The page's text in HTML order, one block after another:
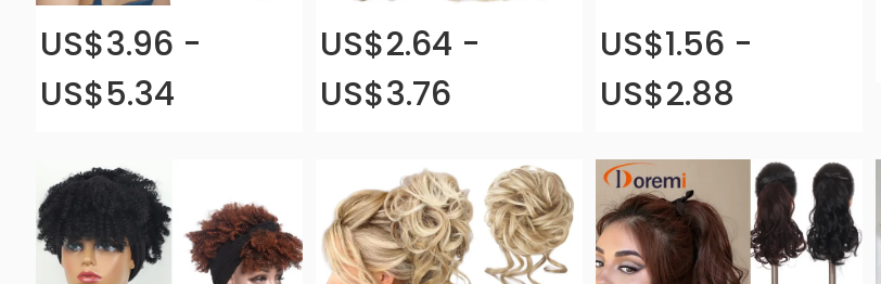
US$3.96 -
US$5.34
US$2.64 -
US$3.76
US$1.56 -
US$2.88